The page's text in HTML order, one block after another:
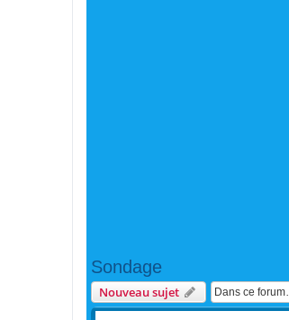
Sondage
Nouveau sujet